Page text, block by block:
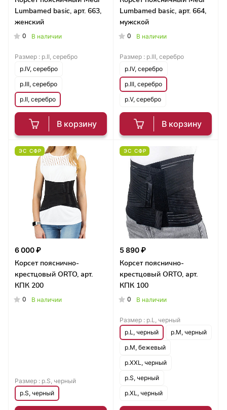
Lumbamed basic, арт. 663,
женский
0 В наличии
В корзину
Размер : р.II, серебро
р.IV, серебро
р.III, серебро
р.II, серебро
Lumbamed basic, арт. 664,
мужской
0 В наличии
В корзину
Размер : р.III, серебро
р.IV, серебро
р.III, серебро
р.V, серебро
ЭС СФР
6 000 ₽
Корсет пояснично-
крестцовый ORTO, арт.
КПК 200
0 В наличии
Размер : р.S, черный
р.S, черный
ЭС СФР
5 890 ₽
Корсет пояснично-
крестцовый ORTO, арт.
КПК 100
0 В наличии
Размер : р.L, черный
р.L, черный
р.M, черный
р.M, бежевый
р.XXL, черный
р.S, черный
р.XL, черный